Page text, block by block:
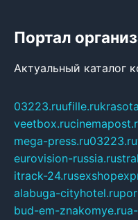
Портал
Актуальный каталог
03223.ruufille.ru
veetbox.ru
mega-press.ru03223.ru
eurovision-russia.ru
itrack-24.ru
alabuga-cityhotel.ru
bud-em-znakomye.ru